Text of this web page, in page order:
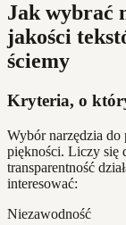
Jak wybrać
jakości
ściemy
Kryteria, o
Wybór narzędzia
piękności. Liczy się
transparentność
interesować:
Niezawodność